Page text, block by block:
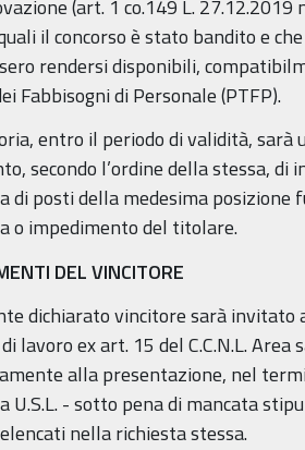
(art. 1 co.149 L.
il concorso è stato bandito e
rendersi disponibili,
Fabbisogni di Personale (PTFP).
entro il periodo di validità,
secondo l’ordine della stessa,
di posti della medesima posizione
o impedimento del titolare.
DEL VINCITORE
dichiarato vincitore sarà
lavoro ex art. 15 del C.C.N.L. Area
alla presentazione, nel
U.S.L. - sotto pena di mancata
nella richiesta stessa.